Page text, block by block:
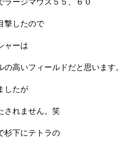
ラージマウス５５、６０
撃したので
ャーは
高いフィールドだと思います。
したが
されません。笑
杉下にテトラの